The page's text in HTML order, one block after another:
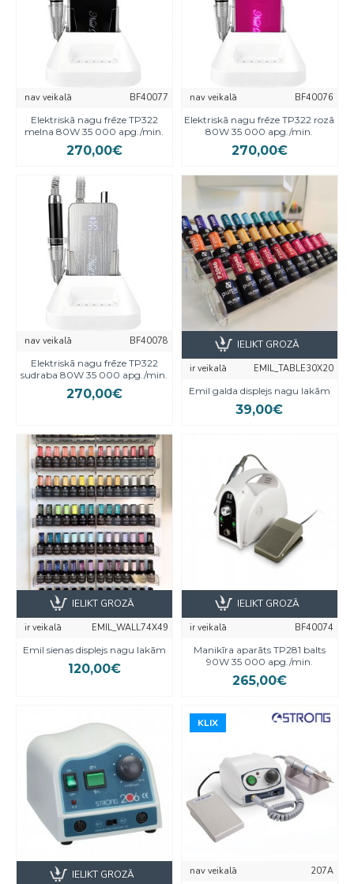
nav veikalā
BF40077
Elektriskā nagu frēze TP322
melna 80W 35 000 apg./min.
270,00€
nav veikalā
BF40076
Elektriskā nagu frēze TP322 rozā
80W 35 000 apg./min.
270,00€
nav veikalā
BF40078
Elektriskā nagu frēze TP322
sudraba 80W 35 000 apg./min.
270,00€
ir veikalā
EMIL_TABLE30X20
Emil galda displejs nagu lakām
39,00€
IELIKT GROZĀ
ir veikalā
EMIL_WALL74X49
Emil sienas displejs nagu lakām
120,00€
IELIKT GROZĀ
ir veikalā
BF40074
Manikīra aparāts TP281 balts
90W 35 000 apg./min.
265,00€
IELIKT GROZĀ
IELIKT GROZĀ
KLIX
KLIX
nav veikalā
207A